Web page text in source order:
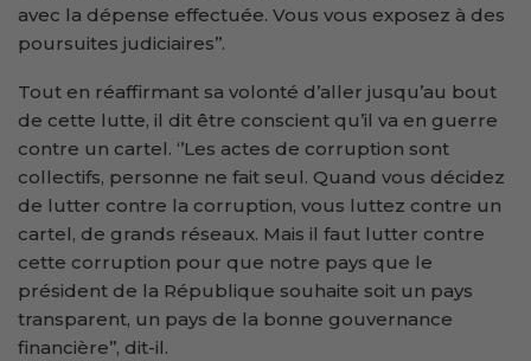
avec la dépense effectuée. Vous vous exposez à des
poursuites judiciaires’’.
Tout en réaffirmant sa volonté d’aller jusqu’au bout
de cette lutte, il dit être conscient qu’il va en guerre
contre un cartel. ‘’Les actes de corruption sont
collectifs, personne ne fait seul. Quand vous décidez
de lutter contre la corruption, vous luttez contre un
cartel, de grands réseaux. Mais il faut lutter contre
cette corruption pour que notre pays que le
président de la République souhaite soit un pays
transparent, un pays de la bonne gouvernance
financière’’, dit-il.